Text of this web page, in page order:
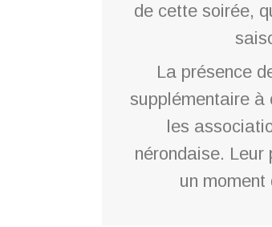
de cette soirée,
La présence
supplémentaire à
les
nérondaise.
un moment